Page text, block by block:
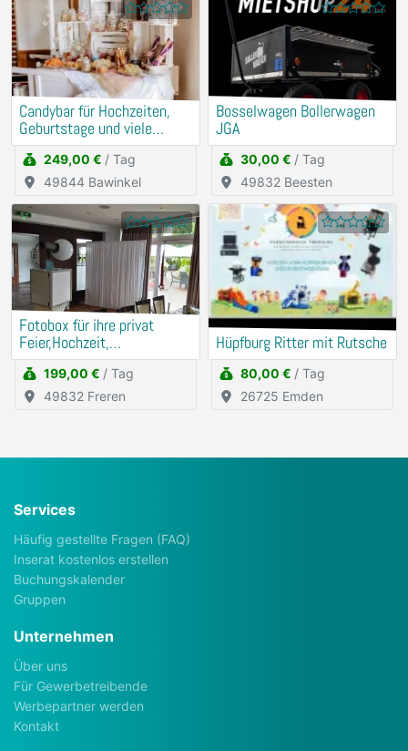
Candybar für Hochzeiten,
Geburtstage und viele
weitere Events
249,00 € / Tag
49844 Bawinkel
Bosselwagen Bollerwagen
JGA
30,00 € / Tag
49832 Beesten
Fotobox für ihre privat
Feier,Hochzeit,
Firmenevents
199,00 € / Tag
49832 Freren
Hüpfburg Ritter mit Rutsche
80,00 € / Tag
26725 Emden
Services
Häufig gestellte Fragen (FAQ)
Inserat kostenlos erstellen
Buchungskalender
Gruppen
Unternehmen
Über uns
Für Gewerbetreibende
Werbepartner werden
Kontakt